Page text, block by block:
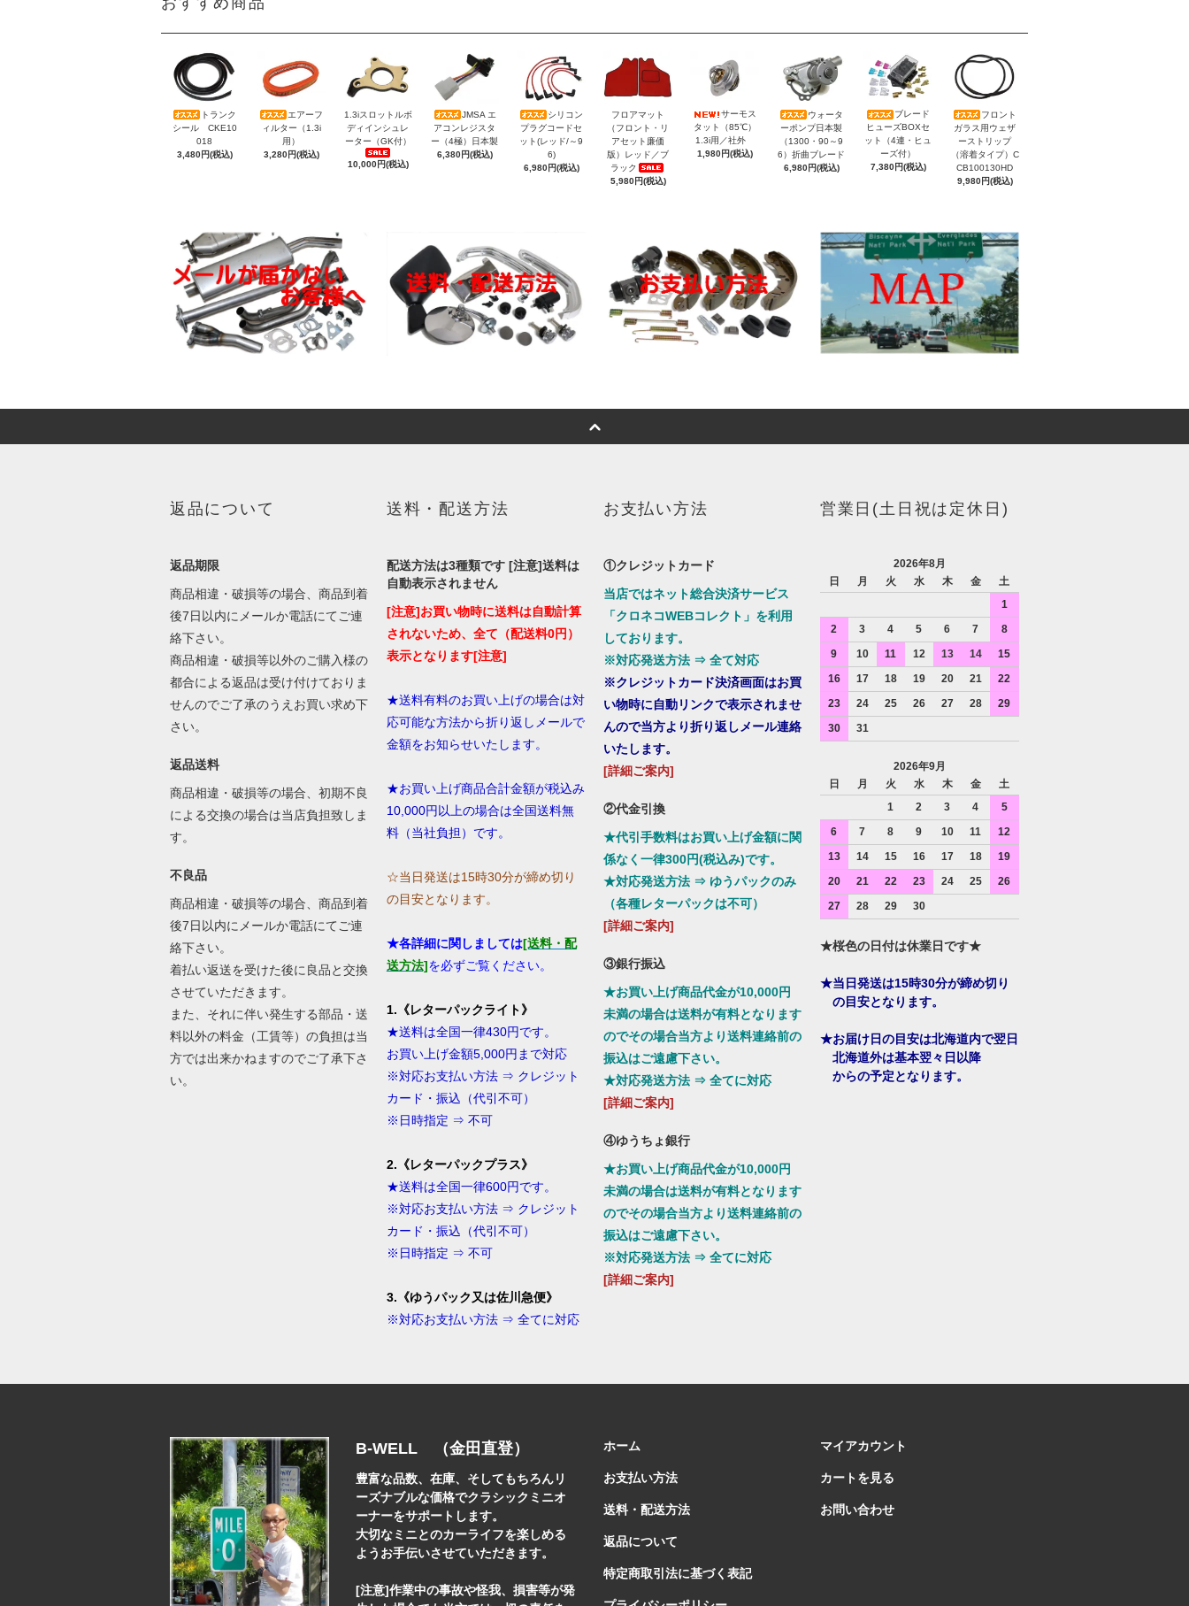
トランク
シール CKE10
018
3,480円(税込)
エアーフ
ィルター（1.3i
用）
3,280円(税込)
1.3iスロットルボ
ディインシュレ
ーター（GK付）
10,000円(税込)
JMSA エ
アコンレジスタ
ー（4極）日本製
6,380円(税込)
シリコン
プラグコードセ
ット(レッド/～9
6)
6,980円(税込)
フロアマット
（フロント・リ
アセット廉価
版）レッド／ブ
ラック
5,980円(税込)
サーモス
タット（85℃）
1.3i用／社外
1,980円(税込)
ウォータ
ーポンプ日本製
（1300・90～9
6）折曲ブレード
6,980円(税込)
ブレード
ヒューズBOXセ
ット（4連・ヒュ
ーズ付）
7,380円(税込)
フロント
ガラス用ウェザ
ーストリップ
（溶着タイプ）C
CB100130HD
9,980円(税込)
返品について
返品期限
商品相違・破損等の場合、商品到着
後7日以内にメールか電話にてご連
絡下さい。
商品相違・破損等以外のご購入様の
都合による返品は受け付けておりま
せんのでご了承のうえお買い求め下
さい。
返品送料
商品相違・破損等の場合、初期不良
による交換の場合は当店負担致しま
す。
不良品
商品相違・破損等の場合、商品到着
後7日以内にメールか電話にてご連
絡下さい。
着払い返送を受けた後に良品と交換
させていただきます。
また、それに伴い発生する部品・送
料以外の料金（工賃等）の負担は当
方では出来かねますのでご了承下さ
い。
送料・配送方法
配送方法は3種類です [注意]送料は
自動表示されません
[注意]お買い物時に送料は自動計算
されないため、全て（配送料0円）
表示となります[注意]
★送料有料のお買い上げの場合は対
応可能な方法から折り返しメールで
金額をお知らせいたします。
★お買い上げ商品合計金額が税込み
10,000円以上の場合は全国送料無
料（当社負担）です。
☆当日発送は15時30分が締め切り
の目安となります。
★各詳細に関しましては[送料・配
送方法]を必ずご覧ください。
1.《レターパックライト》
★送料は全国一律430円です。
お買い上げ金額5,000円まで対応
※対応お支払い方法 ⇒ クレジット
カード・振込（代引不可）
※日時指定 ⇒ 不可
2.《レターパックプラス》
★送料は全国一律600円です。
※対応お支払い方法 ⇒ クレジット
カード・振込（代引不可）
※日時指定 ⇒ 不可
3.《ゆうパック又は佐川急便》
※対応お支払い方法 ⇒ 全てに対応
お支払い方法
①クレジットカード
当店ではネット総合決済サービス
「クロネコWEBコレクト」を利用
しております。
※対応発送方法 ⇒ 全て対応
※クレジットカード決済画面はお買
い物時に自動リンクで表示されませ
んので当方より折り返しメール連絡
いたします。
[詳細ご案内]
②代金引換
★代引手数料はお買い上げ金額に関
係なく一律300円(税込み)です。
★対応発送方法 ⇒ ゆうパックのみ
（各種レターパックは不可）
[詳細ご案内]
③銀行振込
★お買い上げ商品代金が10,000円
未満の場合は送料が有料となります
のでその場合当方より送料連絡前の
振込はご遠慮下さい。
★対応発送方法 ⇒ 全てに対応
[詳細ご案内]
④ゆうちょ銀行
★お買い上げ商品代金が10,000円
未満の場合は送料が有料となります
のでその場合当方より送料連絡前の
振込はご遠慮下さい。
※対応発送方法 ⇒ 全てに対応
[詳細ご案内]
営業日(土日祝は定休日)
2026年8月
日
月 火 水 木 金
土
1
2
3 4 5 6 7
8
9
10 11 12 13 14
15
16
17 18 19 20 21
22
23
24 25 26 27 28
29
30
31
2026年9月
日
月 火 水 木 金
土
1
2 3 4
5
6
7 8 9 10 11
12
13
14 15 16 17 18
19
20
21 22 23 24 25
26
27
28 29 30
★桜色の日付は休業日です★
★当日発送は15時30分が締め切り
の目安となります。
★お届け日の目安は北海道内で翌日
北海道外は基本翌々日以降
からの予定となります。
B-WELL （金田直登）
豊富な品数、在庫、そしてもちろんリ
ーズナブルな価格でクラシックミニオ
ーナーをサポートします。
大切なミニとのカーライフを楽しめる
ようお手伝いさせていただきます。
[注意]作業中の事故や怪我、損害等が発
ホーム
お支払い方法
送料・配送方法
返品について
特定商取引法に基づく表記
マイアカウント
カートを見る
お問い合わせ